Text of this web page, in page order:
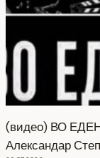
(видео) ВО
Александар